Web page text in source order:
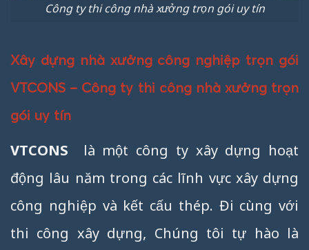
Công ty thi công nhà xưởng trọn gói uy tín
Xây dựng nhà xưởng công nghiệp trọn gói
VTCONS – Công ty thi công nhà xưởng trọn
gói uy tín
VTCONS là một công ty xây dựng hoạt
động lâu năm trong các lĩnh vực xây dựng
công nghiệp và kết cấu thép. Đi cùng với
thi công xây dựng, Chúng tôi tự hào là